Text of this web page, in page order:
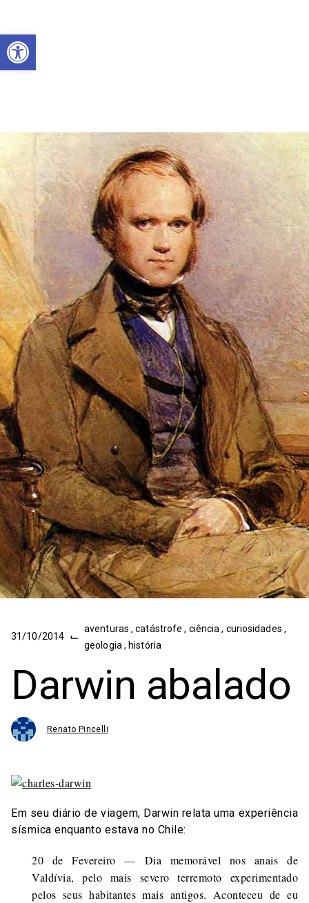
Abrir a barra de ferramentas
31/10/2014 ⌙
aventuras ,catástrofe, ciência, curiosidades ,
geologia , história
Darwin abalado
Renato Pincelli
Em seu diário de viagem, Darwin relata uma experiência
sísmica enquanto estava no Chile:
20 de Fevereiro — Dia memorável nos anais de
Valdívia, pelo mais severo terremoto experimentado
pelos seus habitantes mais antigos. Aconteceu de eu